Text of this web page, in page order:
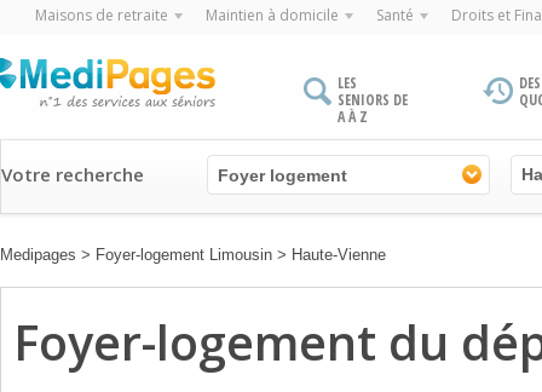
Maisons de retraite Maintien à domicile Santé Droits et
LES
SENIORS DE
A À Z
Votre recherche Foyer logement
Medipages > Foyer-logement Limousin > Haute-Vienne
Foyer-logement du